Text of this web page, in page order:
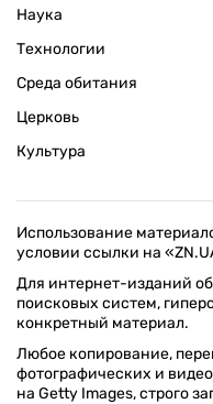
Наука
Технологии
Среда обитания
Церковь
Культура
Использование
условии ссылки на
Для интернет-изданий
поисковых систем,
конкретный материал.
Любое копирование,
фотографических и
на Getty Images, строго